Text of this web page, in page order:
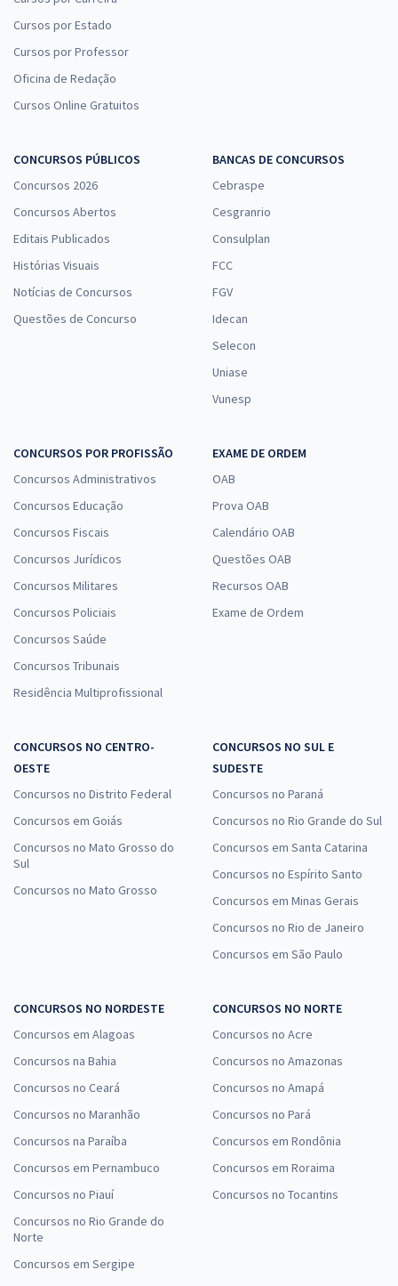
Cursos por Estado
Cursos por Professor
Oficina de Redação
Cursos Online Gratuitos
CONCURSOS PÚBLICOS
Concursos 2026
Concursos Abertos
Editais Publicados
Histórias Visuais
Notícias de Concursos
Questões de Concurso
BANCAS DE CONCURSOS
Cebraspe
Cesgranrio
Consulplan
FCC
FGV
Idecan
Selecon
Uniase
Vunesp
CONCURSOS POR PROFISSÃO
Concursos Administrativos
Concursos Educação
Concursos Fiscais
Concursos Jurídicos
Concursos Militares
Concursos Policiais
Concursos Saúde
Concursos Tribunais
Residência Multiprofissional
EXAME DE ORDEM
OAB
Prova OAB
Calendário OAB
Questões OAB
Recursos OAB
Exame de Ordem
CONCURSOS NO CENTRO-
OESTE
Concursos no Distrito Federal
Concursos em Goiás
Concursos no Mato Grosso do
Sul
Concursos no Mato Grosso
CONCURSOS NO SUL E
SUDESTE
Concursos no Paraná
Concursos no Rio Grande do Sul
Concursos em Santa Catarina
Concursos no Espírito Santo
Concursos em Minas Gerais
Concursos no Rio de Janeiro
Concursos em São Paulo
CONCURSOS NO NORDESTE
Concursos em Alagoas
Concursos na Bahia
Concursos no Ceará
Concursos no Maranhão
Concursos na Paraíba
Concursos em Pernambuco
Concursos no Piauí
Concursos no Rio Grande do
Norte
Concursos em Sergipe
CONCURSOS NO NORTE
Concursos no Acre
Concursos no Amazonas
Concursos no Amapá
Concursos no Pará
Concursos em Rondônia
Concursos em Roraima
Concursos no Tocantins